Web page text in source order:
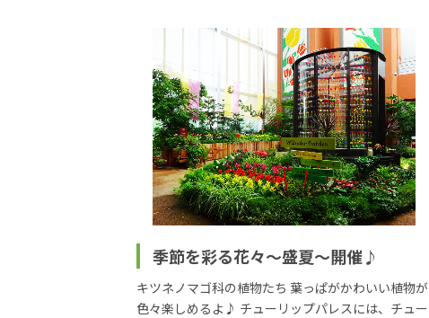
季節を彩る花々～盛夏～開催♪
キツネノマゴ科の植物たち 葉っぱがかわいい植物が
色々楽しめるよ♪ チューリップパレスには、チュー